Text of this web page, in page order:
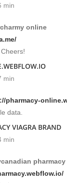
min
online
min
pharmacy-
data.
VIAGRA BRAND
min
pharmacy